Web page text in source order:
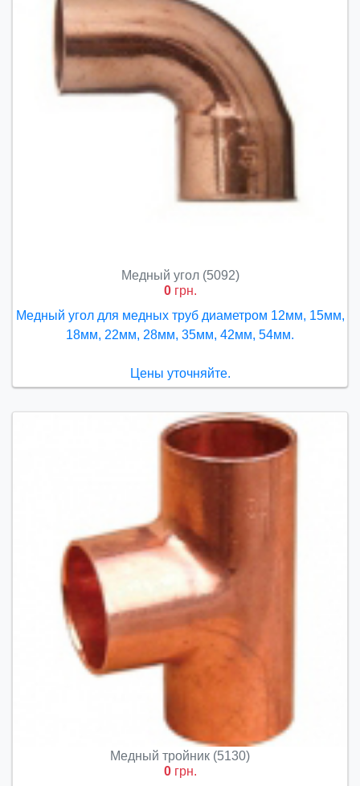
Медный угол (5092)
0грн.
Медный угол для медных труб диаметром 12мм, 15мм,
18мм, 22мм, 28мм, 35мм, 42мм, 54мм.
Цены уточняйте.
Медный тройник (5130)
0грн.